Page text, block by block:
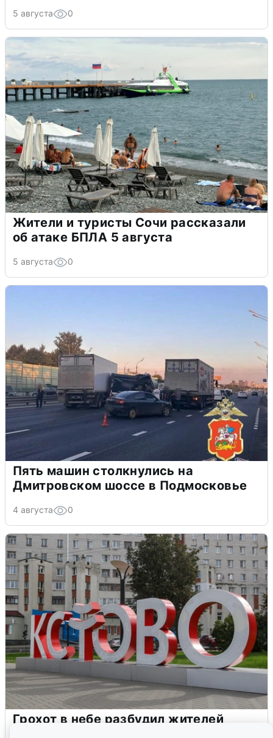
5 августа 0
Жители и туристы Сочи рассказали
об атаке БПЛА 5 августа
5 августа 0
Пять машин столкнулись на
Дмитровском шоссе в Подмосковье
4 августа 0
Грохот в небе разбудил жителей